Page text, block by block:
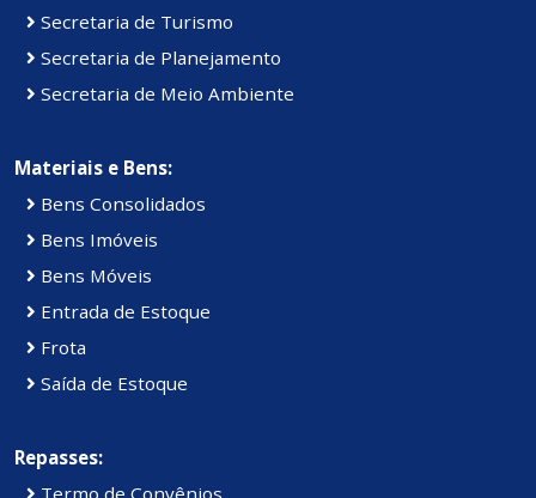
Secretaria de Turismo
Secretaria de Planejamento
Secretaria de Meio Ambiente
Materiais e Bens:
Bens Consolidados
Bens Imóveis
Bens Móveis
Entrada de Estoque
Frota
Saída de Estoque
Repasses: